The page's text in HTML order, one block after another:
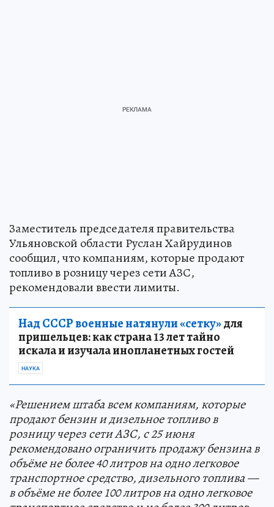
Заместитель председателя правительства
Ульяновской области Руслан Хайрудинов
сообщил, что компаниям, которые продают
топливо в розницу через сети АЗС,
рекомендовали ввести лимиты.
Над СССР военные натянули «сетку»для
пришельцев: как страна 13 лет тайно
искала и изучала инопланетных гостей
НАУКА
«Решением штаба всем компаниям, которые
продают бензин и дизельное топливо в
розницу через сети АЗС, с 25 июня
рекомендовано ограничить продажу бензина в
объёме не более 40 литров на одно легковое
транспортное средство, дизельного топлива —
в объёме не более 100 литров на одно легковое